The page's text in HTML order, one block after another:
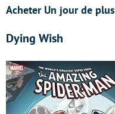
Acheter Un jour de plus
Dying Wish